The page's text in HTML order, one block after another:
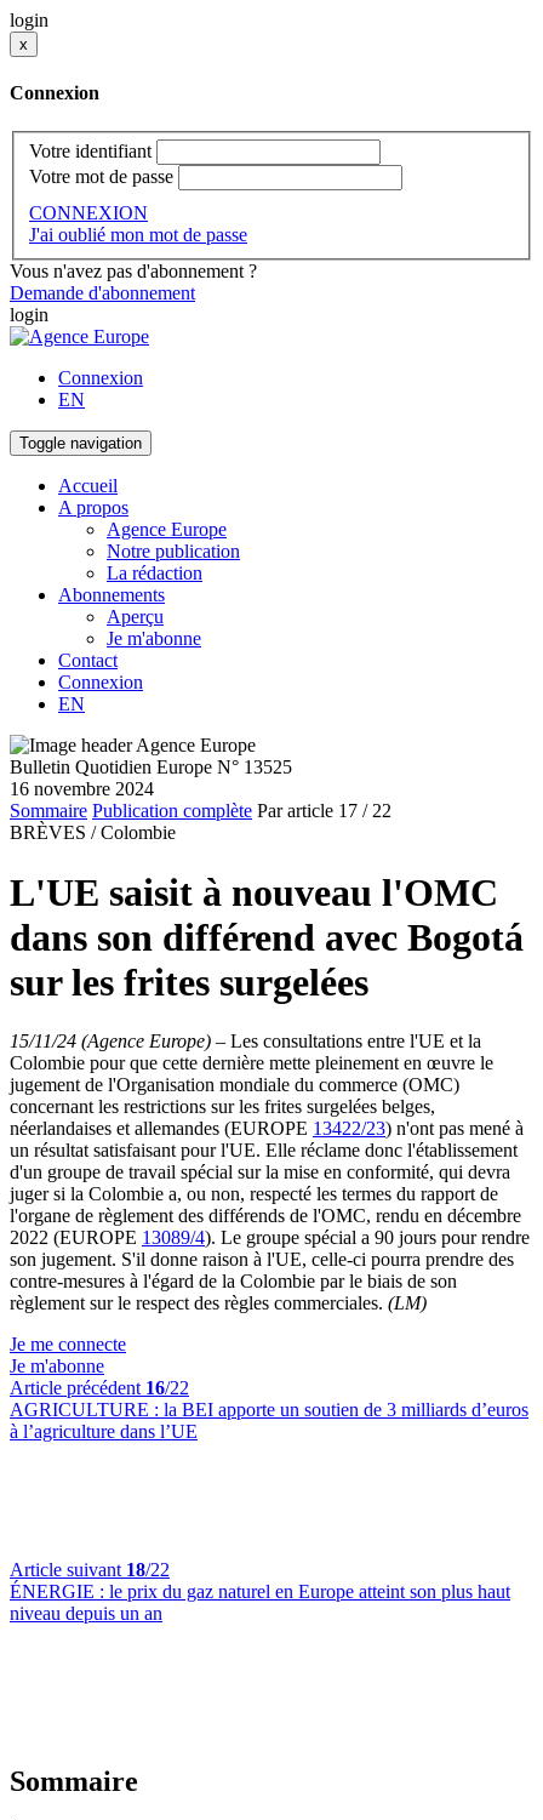
login
x
Connexion
Votre identifiant
Votre mot de passe
CONNEXION
J'ai oublié mon mot de passe
Vous n'avez pas d'abonnement ?
Demande d'abonnement
login
Connexion
EN
Toggle navigation
Accueil
A propos
Agence Europe
Notre publication
La rédaction
Abonnements
Aperçu
Je m'abonne
Contact
Connexion
EN
Bulletin Quotidien Europe N° 13525
16 novembre 2024
Sommaire Publication complète Par article 17 / 22
BRÈVES / Colombie
L'UE saisit à nouveau l'OMC
dans son différend avec Bogotá
sur les frites surgelées
15/11/24 (Agence Europe) – Les consultations entre l'UE et la
Colombie pour que cette dernière mette pleinement en œuvre le
jugement de l'Organisation mondiale du commerce (OMC)
concernant les restrictions sur les frites surgelées belges,
néerlandaises et allemandes (EUROPE 13422/23) n'ont pas mené à
un résultat satisfaisant pour l'UE. Elle réclame donc l'établissement
d'un groupe de travail spécial sur la mise en conformité, qui devra
juger si la Colombie a, ou non, respecté les termes du rapport de
l'organe de règlement des différends de l'OMC, rendu en décembre
2022 (EUROPE 13089/4). Le groupe spécial a 90 jours pour rendre
son jugement. S'il donne raison à l'UE, celle-ci pourra prendre des
contre-mesures à l'égard de la Colombie par le biais de son
règlement sur le respect des règles commerciales. (LM)
Je me connecte
Je m'abonne
Article précédent 16/22
AGRICULTURE : la BEI apporte un soutien de 3 milliards d’euros
à l’agriculture dans l’UE
Article suivant 18/22
ÉNERGIE : le prix du gaz naturel en Europe atteint son plus haut
niveau depuis un an
Sommaire